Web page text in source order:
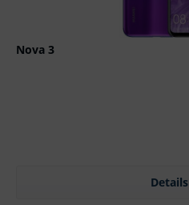
Nova 3
Details